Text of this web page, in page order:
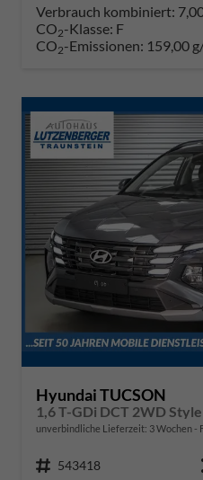
Verbrauch kombiniert:
CO2-Klasse: F
CO2-Emissionen: 159,00
Hyundai TUCSON
1,6 T-GDi DCT 2WD Style
unverbindliche Lieferzeit: 3 Wochen
Fahrzeugnr. 543418